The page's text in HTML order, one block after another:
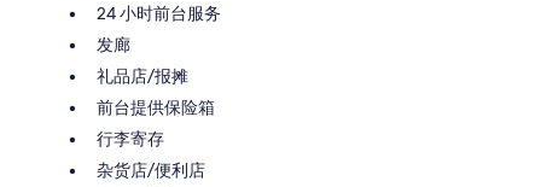
24 小时前台服务
发廊
礼品店/报摊
前台提供保险箱
行李寄存
杂货店/便利店